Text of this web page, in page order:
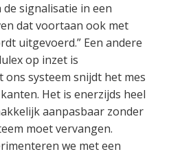
signalisatie in een
dat voortaan ook met
uitgevoerd.” Een andere
op inzet is
ons systeem snijdt het mes
Het is enerzijds heel
aanpasbaar zonder
moet vervangen.
we met een